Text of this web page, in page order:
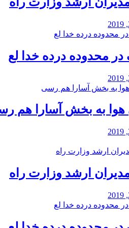
محدوده درده خدا لع
هوا به بخش آسارا هم
مدیران ارشد وزارت راه